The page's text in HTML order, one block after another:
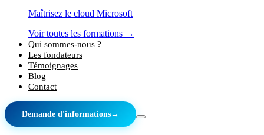
Maîtrisez le cloud Microsoft
Voir toutes les formations →
Qui sommes-nous ?
Les fondateurs
Témoignages
Blog
Contact
Demande d'informations→